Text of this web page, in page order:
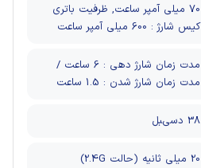
70 میلی آمپر ساعت, ظرفیت باتری
کیس شارژ : 600 میلی آمپر ساعت
مدت زمان شارژ دهی : 6 ساعت /
مدت زمان شارژ شدن : 1.5 ساعت
38 دسی‌‍بل
20 میلی ثانیه (حالت 2.4G)